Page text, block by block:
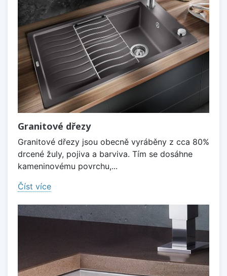
Granitové dřezy
Granitové dřezy jsou obecně vyráběny z cca 80%
drcené žuly, pojiva a barviva. Tím se dosáhne
kameninovému povrchu,...
Číst více